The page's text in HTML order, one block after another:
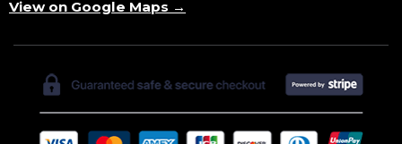
View on Google Maps →